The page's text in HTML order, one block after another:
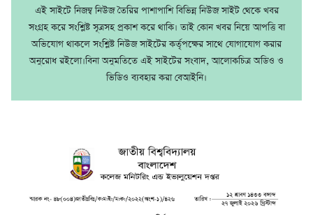
এই সাইটে নিজম্ব নিউজ তৈরির পাশাপাশি বিভিন্ন নিউজ সাইট থেকে খবর
সংগ্রহ করে সংশ্লিষ্ট সূত্রসহ প্রকাশ করে থাকি। তাই কোন খবর নিয়ে আপত্তি বা
অভিযোগ থাকলে সংশ্লিষ্ট নিউজ সাইটের কর্তৃপক্ষের সাথে যোগাযোগ করার
অনুরোধ রইলো।বিনা অনুমতিতে এই সাইটের সংবাদ, আলোকচিত্র অডিও ও
ভিডিও ব্যবহার করা বেআইনি।